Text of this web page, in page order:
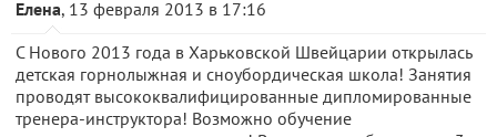
Елена, 13 февраля 2013 в 17:16
С Нового 2013 года в Харьковской Швейцарии открылась
детская горнолыжная и сноубордическая школа! Занятия
проводят высококвалифицированные дипломированные
тренера-инструктора! Возможно обучение